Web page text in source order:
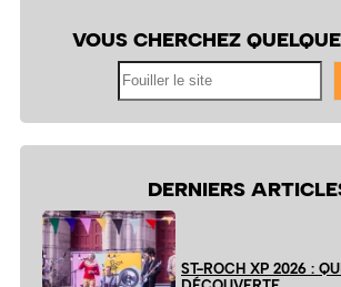
VOUS CHERCHEZ
DERNIERS
ST-ROCH XP 2026 :